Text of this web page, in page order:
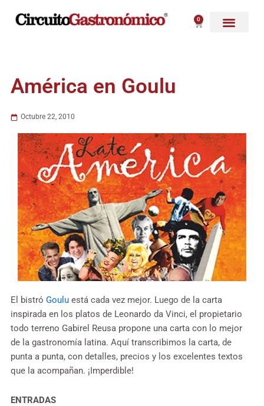
0
Carrito
América en Goulu
Octubre 22, 2010
El bistró Goulu está cada vez mejor. Luego de la carta
inspirada en los platos de Leonardo da Vinci, el propietario
todo terreno Gabirel Reusa propone una carta con lo mejor
de la gastronomía latina. Aquí transcribimos la carta, de
punta a punta, con detalles, precios y los excelentes textos
que la acompañan. ¡Imperdible!
ENTRADAS